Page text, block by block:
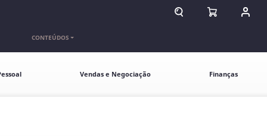
ABRIR CAMPO DE
ABRIR
CONTEÚDOS
Vendas e Negociação Finanças